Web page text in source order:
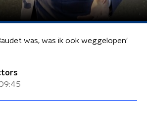
was, was ik ook weggelopen'